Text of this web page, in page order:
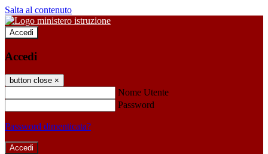
Salta al contenuto
Accedi
Accedi
button close ×
Nome Utente
Password
Password dimenticata?